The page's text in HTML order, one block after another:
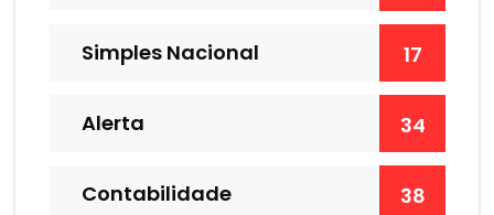
Simples Nacional 17
Alerta 34
Contabilidade 38